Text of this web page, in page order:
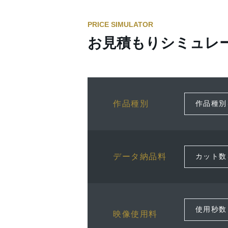
PRICE SIMULATOR
お見積もりシミュレ
作品種別
データ納品料
映像使用料